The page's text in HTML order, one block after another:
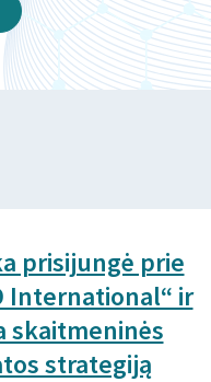
prisijungė prie
International“ ir
skaitmeninės
strategiją